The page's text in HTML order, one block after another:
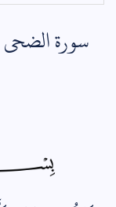
سورة